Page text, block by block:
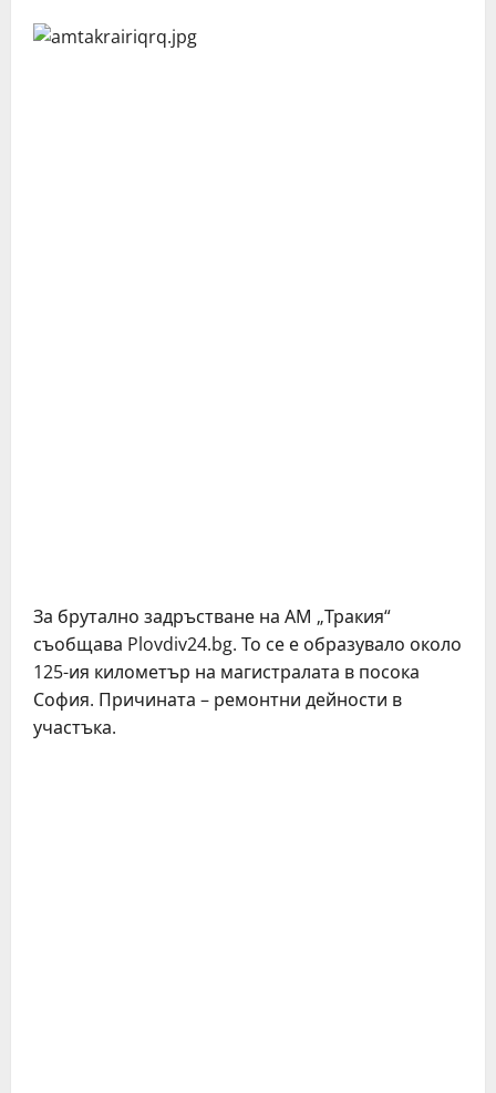
За брутално задръстване на АМ „Тракия“
съобщава Plovdiv24.bg. То се е образувало около
125-ия километър на магистралата в посока
София. Причината – ремонтни дейности в
участъка.